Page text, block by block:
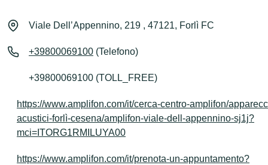
Viale Dell’Appennino, 219 , 47121, Forlì FC
+39800069100 (Telefono)
+39800069100 (TOLL_FREE)
https://www.amplifon.com/it/cerca-centro-amplifon/
acustici-forlì-cesena/amplifon-viale-dell-appennino-sj1j?
mci=ITORG1RMILUYA00
https://www.amplifon.com/it/prenota-un-appuntamento?